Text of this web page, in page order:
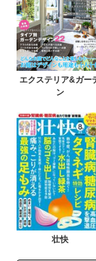
エクステリア&ガー
ン
壮快